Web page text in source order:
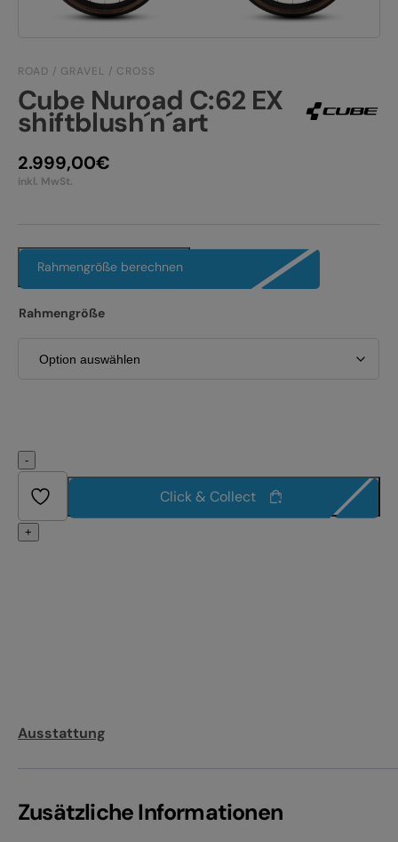
E-BIKE FULLY
E-BIKE HARDTAIL
E-BIKE TOUR
PRODUKTRÜCKRUFE
ROAD / GRAVEL / CROSS
Cube Nuroad C:62 EX
shiftblush´n´art
2.999,00€
inkl. MwSt.
Rahmengröße berechnen
Rahmengröße
-
+
Click & Collect
Ausstattung
Zusätzliche Informationen